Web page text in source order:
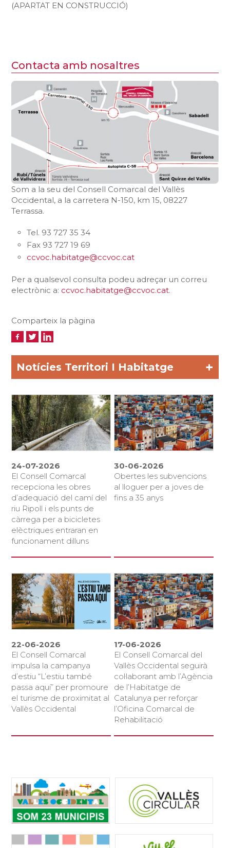
(APARTAT EN CONSTRUCCIÓ)
Contacta amb nosaltres
Som a la seu del Consell Comarcal del Vallès
Occidental, a la carretera N-150, km 15, 08227
Terrassa.
Tel. 93 727 35 34
Fax 93 727 19 69
ccvoc.habitatge@ccvoc.cat
Per a qualsevol consulta podeu adreçar un correu
electrònic a: ccvoc.habitatge@ccvoc.cat.
Comparteix la pàgina
Notícies Territori I Habitatge +
24-07-2026
El Consell Comarcal
recepciona les obres
d’adequació del camí del
riu Ripoll i els punts de
càrrega per a bicicletes
elèctriques entraran en
funcionament dilluns
30-06-2026
Obertes les subvencions
al lloguer per a joves de
fins a 35 anys
22-06-2026
El Consell Comarcal
impulsa la campanya
d’estiu “L’estiu també
passa aquí” per promoure
el turisme de proximitat al
Vallès Occidental
17-06-2026
El Consell Comarcal del
Vallès Occidental seguirà
col·laborant amb l’Agència
de l’Habitatge de
Catalunya per reforçar
l’Oficina Comarcal de
Rehabilitació